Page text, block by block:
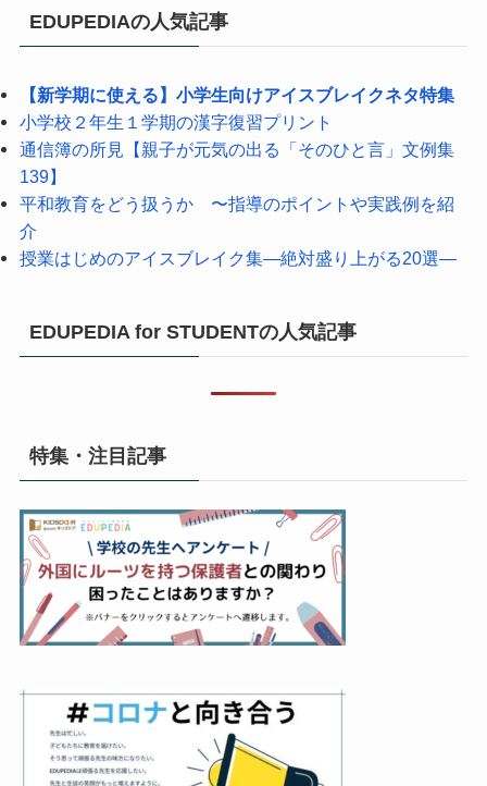
EDUPEDIAの人気記事
【新学期に使える】小学生向けアイスブレイクネタ特集
小学校２年生１学期の漢字復習プリント
通信簿の所見【親子が元気の出る「そのひと言」文例集
139】
平和教育をどう扱うか 〜指導のポイントや実践例を紹
介
授業はじめのアイスブレイク集―絶対盛り上がる20選―
EDUPEDIA for STUDENTの人気記事
特集・注目記事